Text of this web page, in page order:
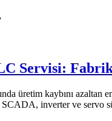
Servisi:
üretim kaybını azaltan
inverter ve servo